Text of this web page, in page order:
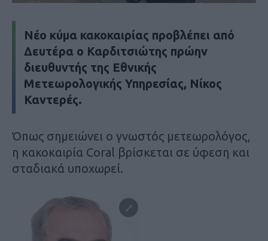
Νέο κύμα κακοκαιρίας προβλέπει από
Δευτέρα ο Καρδιτσιώτης πρώην
διευθυντής της Εθνικής
Μετεωρολογικής Υπηρεσίας, Νίκος
Καντερές.
Όπως σημειώνει ο γνωστός μετεωρολόγος,
η κακοκαιρία Coral βρίσκεται σε ύφεση και
σταδιακά υποχωρεί.